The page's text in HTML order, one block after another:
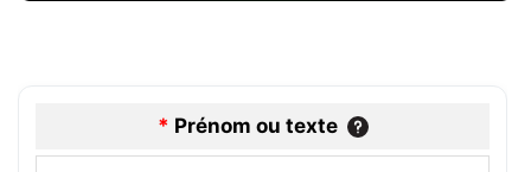
* Prénom ou texte